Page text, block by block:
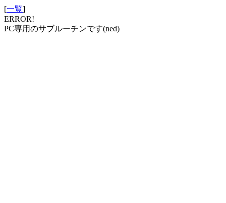
[一覧]
ERROR!
PC専用のサブルーチンです(ned)